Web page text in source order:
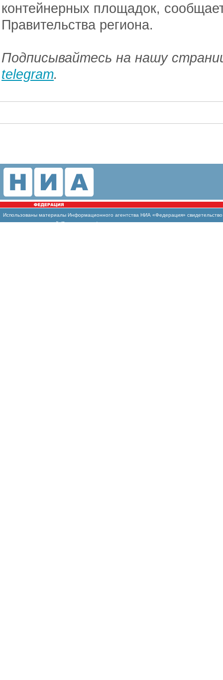
контейнерных площадок,
Правительства региона.
Подписывайтесь на нашу
telegram.
Использованы материалы Информационного агентства НИА «Федерация»
массовых коммуникаций (Роскомнадзор)